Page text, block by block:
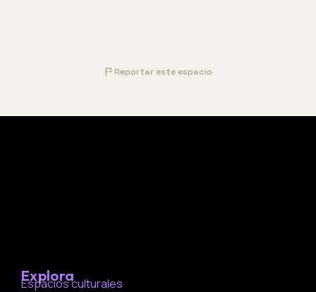
Reportar este espacio
Explora
Espacios culturales